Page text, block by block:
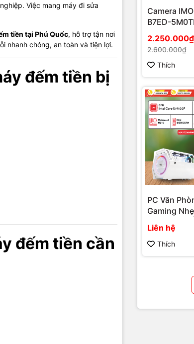
Việc mang máy đi sửa
tiền tại Phú Quốc, hỗ trợ tận nơi
nhanh chóng, an toàn và tiện lợi.
đếm tiền bị
đếm tiền cần
Camera
B7ED-
mặt trời
2.250.000₫
2.600.000₫
Thích
PC Văn
Gaming
Hiệu Năng
Giá Tốt Tại
Hải Đăng
Liên hệ
Thích
curoa.
phục tạm thời tại cửa
để test.
theo dõi.
tính tạm thời, không xử lý triệt để lỗi kỹ thuật bên
chuyên sửa máy